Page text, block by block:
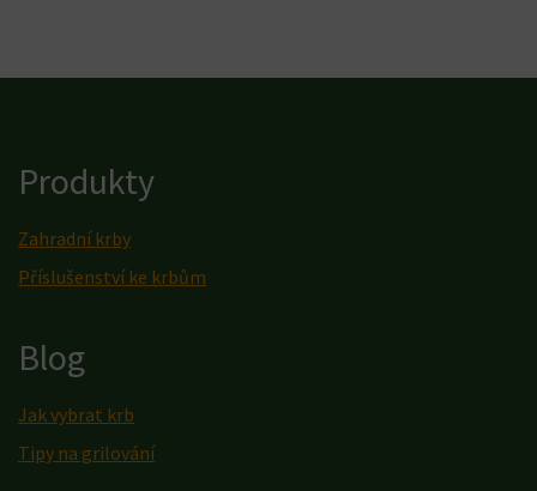
Produkty
Zahradní krby
Příslušenství ke krbům
Blog
Jak vybrat krb
Tipy na grilování